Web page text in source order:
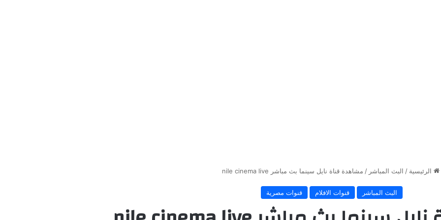
الرئيسية / البث المباشر / مشاهدة قناة نايل سينما بث مباشر nile cinema live
البث المباشر قنوات الافلام قنوات مصرية